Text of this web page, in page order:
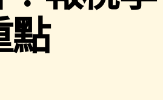
點